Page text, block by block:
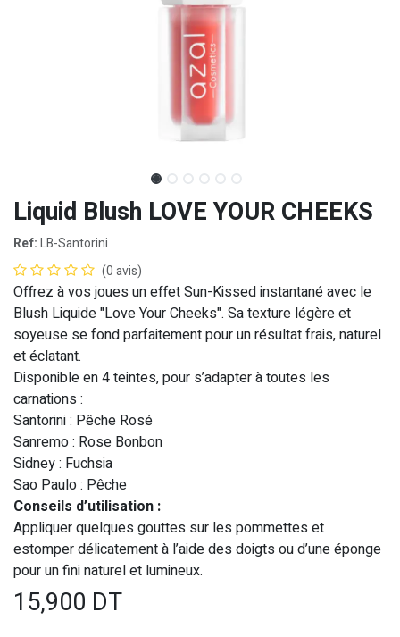
Liquid Blush LOVE YOUR CHEEKS
Ref:LB-Santorini
(0 avis)
Offrez à vos joues un effet Sun-Kissed instantané avec le
Blush Liquide "Love Your Cheeks". Sa texture légère et
soyeuse se fond parfaitement pour un résultat frais, naturel
et éclatant.
Disponible en 4 teintes, pour s’adapter à toutes les
carnations :
Santorini : Pêche Rosé
Sanremo : Rose Bonbon
Sidney : Fuchsia
Sao Paulo : Pêche
Conseils d’utilisation :
Appliquer quelques gouttes sur les pommettes et
estomper délicatement à l’aide des doigts ou d’une éponge
pour un fini naturel et lumineux.
15,900 DT